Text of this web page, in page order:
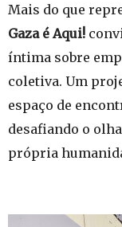
Mais do que
Gaza é Aqui!
íntima sobre
coletiva. Um
espaço de
desafiando o
própria